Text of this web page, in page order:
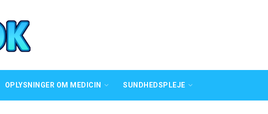
OPLYSNINGER OM MEDICIN SUNDHEDSPLEJE